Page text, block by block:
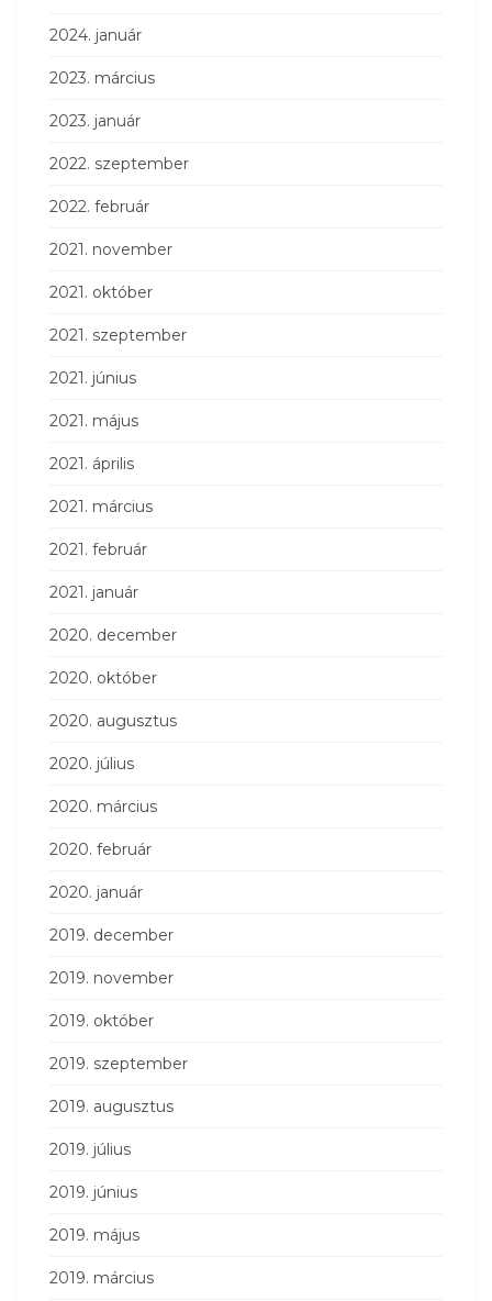
2024. január
2023. március
2023. január
2022. szeptember
2022. február
2021. november
2021. október
2021. szeptember
2021. június
2021. május
2021. április
2021. március
2021. február
2021. január
2020. december
2020. október
2020. augusztus
2020. július
2020. március
2020. február
2020. január
2019. december
2019. november
2019. október
2019. szeptember
2019. augusztus
2019. július
2019. június
2019. május
2019. március